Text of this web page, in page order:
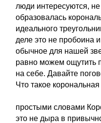
люди интересуются,
образовалась
идеального
деле это не пробоина
обычное для нашей
равно можем ощутить
на себе. Давайте
Что такое
простыми словами
это не дыра в